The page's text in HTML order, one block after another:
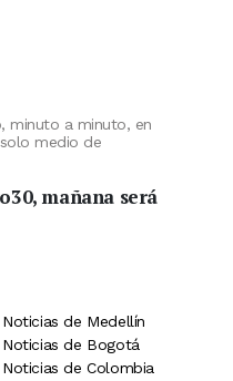
minuto a minuto, en
medio de
mañana será
Noticias de Medellín
Noticias de Bogotá
Noticias de Colombia